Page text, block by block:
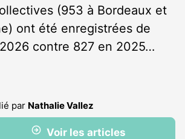
(953 à Bordeaux et
ont été enregistrées de
contre 827 en 2025…
par Nathalie Vallez
Voir les articles